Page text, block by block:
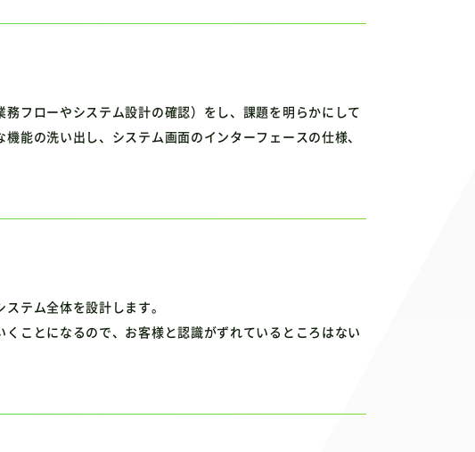
フローやシステム設計の確認）をし、課題を明らかにして
能の洗い出し、システム画面のインターフェースの仕様、
テム全体を設計します。
ことになるので、お客様と認識がずれているところはない